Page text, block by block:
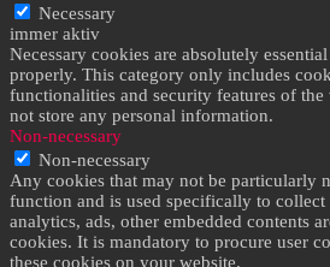
Necessary
immer aktiv
Necessary cookies are absolutely
properly. This category only includes
functionalities and security features of the
not store any personal information.
Non-necessary
Non-necessary
Any cookies that may not be particularly
function and is used specifically to collect
analytics, ads, other embedded contents
cookies. It is mandatory to procure user
these cookies on your website.